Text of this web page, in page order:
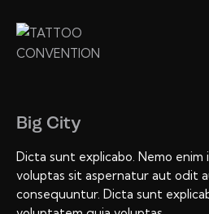
Big City
Dicta sunt explicabo. Nemo
voluptas sit aspernatur aut odit
consequuntur. Dicta sunt